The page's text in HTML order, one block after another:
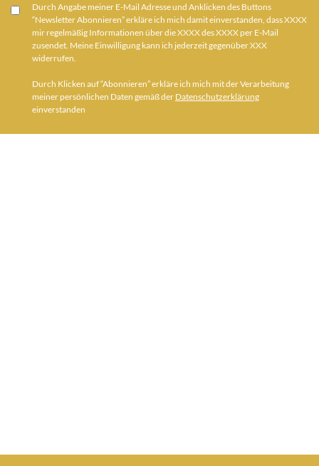
Durch Angabe meiner E-Mail Adresse und Anklicken des Buttons
“Newsletter Abonnieren” erkläre ich mich damit einverstanden, dass XXXX
mir regelmäßig Informationen über die XXXX des XXXX per E-Mail
zusendet. Meine Einwilligung kann ich jederzeit gegenüber XXX
widerrufen.
Durch Klicken auf “Abonnieren” erkläre ich mich mit der Verarbeitung
meiner persönlichen Daten gemäß der Datenschutzerklärung
einverstanden